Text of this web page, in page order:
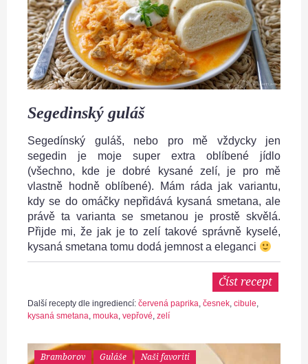
Segedinský guláš
Segedínský guláš, nebo pro mě vždycky jen
segedin je moje super extra oblíbené jídlo
(všechno, kde je dobré kysané zelí, je pro mě
vlastně hodně oblíbené). Mám ráda jak variantu,
kdy se do omáčky nepřidává kysaná smetana, ale
právě ta varianta se smetanou je prostě skvělá.
Přijde mi, že jak je to zelí takové správně kyselé,
kysaná smetana tomu dodá jemnost a eleganci
Číst recept
Další recepty dle ingrediencí: červená paprika, česnek, cibule,
kysaná smetana, mouka, vepřové, zelí
Bramborov Guláše Naši favoriti